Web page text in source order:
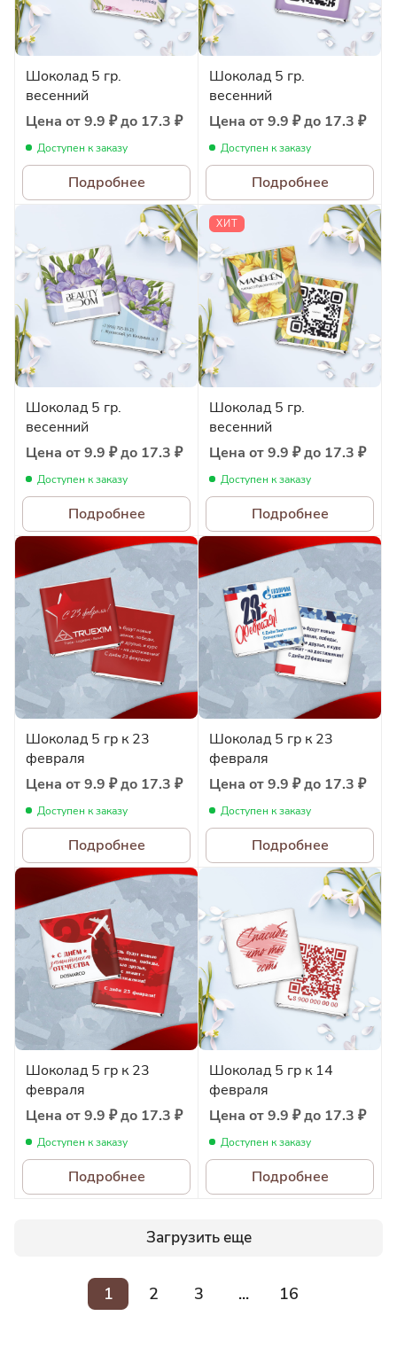
Шоколад 5 гр.
весенний
Цена от 9.9 ₽ до 17.3 ₽
Доступен к заказу
Подробнее
Шоколад 5 гр.
весенний
Цена от 9.9 ₽ до 17.3 ₽
Доступен к заказу
Подробнее
Шоколад 5 гр.
весенний
Цена от 9.9 ₽ до 17.3 ₽
Доступен к заказу
Подробнее
ХИТ
Шоколад 5 гр.
весенний
Цена от 9.9 ₽ до 17.3 ₽
Доступен к заказу
Подробнее
Шоколад 5 гр к 23
февраля
Цена от 9.9 ₽ до 17.3 ₽
Доступен к заказу
Подробнее
Шоколад 5 гр к 23
февраля
Цена от 9.9 ₽ до 17.3 ₽
Доступен к заказу
Подробнее
Шоколад 5 гр к 23
февраля
Цена от 9.9 ₽ до 17.3 ₽
Доступен к заказу
Подробнее
Шоколад 5 гр к 14
февраля
Цена от 9.9 ₽ до 17.3 ₽
Доступен к заказу
Подробнее
Загрузить еще
1 2 3 ... 16